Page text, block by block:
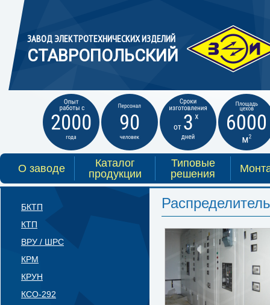
ЗАВОД ЭЛЕКТРОТЕХНИЧЕСКИХ ИЗДЕЛИЙ
СТАВРОПОЛЬСКИЙ
О заводе
Каталог
продукции
Типовые
решения
БКТП
КТП
ВРУ / ШРС
КРМ
КРУН
КСО-292